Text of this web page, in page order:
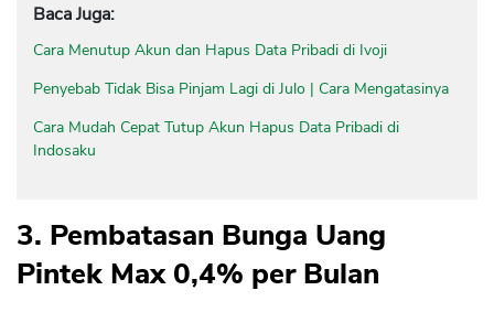
Baca Juga:
Cara Menutup Akun dan Hapus Data Pribadi di Ivoji
Penyebab Tidak Bisa Pinjam Lagi di Julo | Cara Mengatasinya
Cara Mudah Cepat Tutup Akun Hapus Data Pribadi di
Indosaku
3. Pembatasan Bunga Uang
Pintek Max 0,4% per Bulan